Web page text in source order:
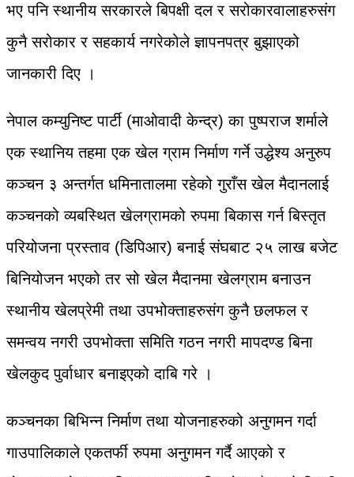
भए पनि स्थानीय सरकारले बिपक्षी दल र सरोकारवालाहरुसंग
कुनै सरोकार र सहकार्य नगरेकोले ज्ञापनपत्र बुझाएको
जानकारी दिए ।
नेपाल कम्युनिष्ट पार्टी (माओवादी केन्द्र) का पुष्पराज शर्माले
एक स्थानिय तहमा एक खेल ग्राम निर्माण गर्ने उद्धेश्य अनुरुप
कञ्चन ३ अन्तर्गत धमिनातालमा रहेको गुराँस खेल मैदानलाई
कञ्चनको व्यबस्थित खेलग्रामको रुपमा बिकास गर्न बिस्तृत
परियोजना प्रस्ताव (डिपिआर) बनाई संघबाट २५ लाख बजेट
बिनियोजन भएको तर सो खेल मैदानमा खेलग्राम बनाउन
स्थानीय खेलप्रेमी तथा उपभोक्ताहरुसंग कुनै छलफल र
समन्वय नगरी उपभोक्ता समिति गठन नगरी मापदण्ड बिना
खेलकुद पुर्वाधार बनाइएको दाबि गरे ।
कञ्चनका बिभिन्न निर्माण तथा योजनाहरुको अनुगमन गर्दा
गाउपालिकाले एकतर्फी रुपमा अनुगमन गर्दै आएको र